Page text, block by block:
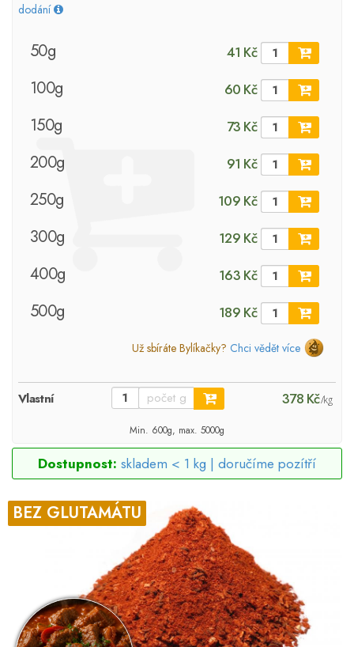
dodání
50g 41 Kč
100g 60 Kč
150g 73 Kč
200g 91 Kč
250g 109 Kč
300g 129 Kč
400g 163 Kč
500g 189 Kč
Už sbíráte Bylíkačky? Chci vědět více
Vlastní 378 Kč/kg
Min. 600g, max. 5000g
Dostupnost: skladem < 1 kg | doručíme pozítří
BEZ GLUTAMÁTU